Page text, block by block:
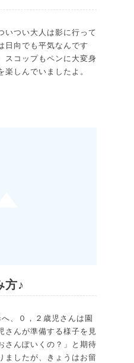
いつい大人は影に行って
日向でも平気なんです
スコップもペンに大変身
しんでいましたよ。
方♪
、０，２歳児さんは園
さんが準備する様子を見
さんぽいくの？」と期待
ましたが、きょうはお留